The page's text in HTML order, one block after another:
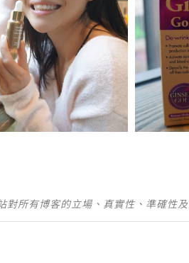
所有博客的立場、真實性、準確性